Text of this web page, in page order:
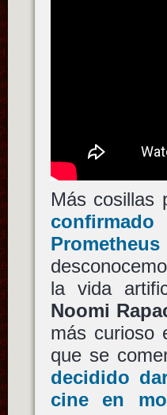
Más
confirmado
la vida
Noomi
más curioso
que se
decidido
cine en